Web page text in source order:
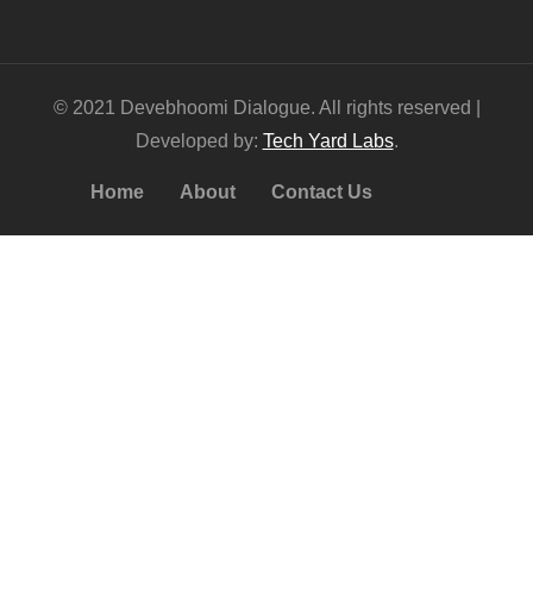
© 2021 Devebhoomi Dialogue. All rights reserved |
Developed by: Tech Yard Labs.
Home About Contact Us